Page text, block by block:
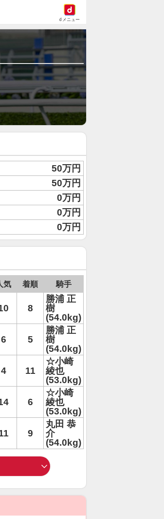
dメニュー
50万円
50万円
0万円
0万円
0万円
気 着順 騎手
8
勝浦 正
樹
(54.0kg)
6 5
勝浦 正
樹
(54.0kg)
4 11
☆小崎
綾也
(53.0kg)
6
☆小崎
綾也
(53.0kg)
9
丸田 恭
介
(54.0kg)